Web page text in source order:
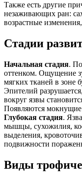
Также есть другие
незаживающих ран:
возрастные
Стадии
Начальная стадия.
оттенком. Ощущение
мягких тканей в зоне
Эпителий
вокруг язвы
Появляются мокнущие
Глубокая стадия.
мышцы, сухожилия,
выделения,
подвижности
Виды